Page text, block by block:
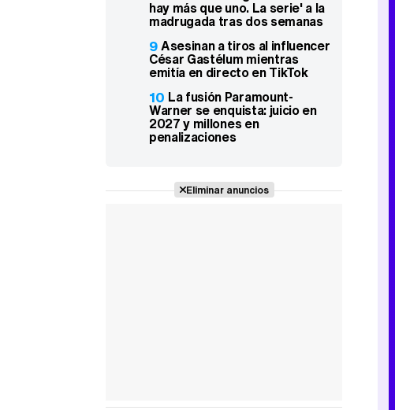
hay más que uno. La serie' a la
madrugada tras dos semanas
9Asesinan a tiros al influencer
César Gastélum mientras
emitía en directo en TikTok
10 La fusión Paramount-
Warner se enquista: juicio en
2027 y millones en
penalizaciones
Eliminar anuncios